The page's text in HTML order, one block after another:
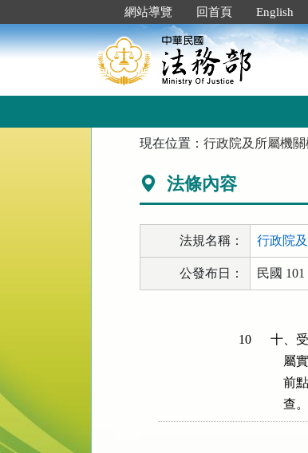
到
主
要
網站導覽 回首頁 English
現在位置：行政院及所屬機
法條內容
法規名稱： 行政院
公發布日： 民國 101
10
十、
    查。